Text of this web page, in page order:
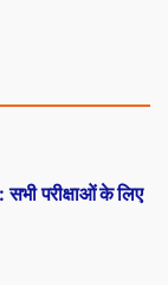
परीक्षाओं के लिए